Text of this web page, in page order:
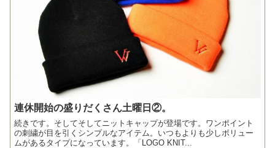
連休開始の盛りだくさん土曜日②。
続きです。そしてそしてニットキャップが登場です。ワンポイント
の刺繍が目を引くシンプルなアイテム。いつもよりも少しボリュー
ムがあるタイプになっています。「LOGO KNIT...